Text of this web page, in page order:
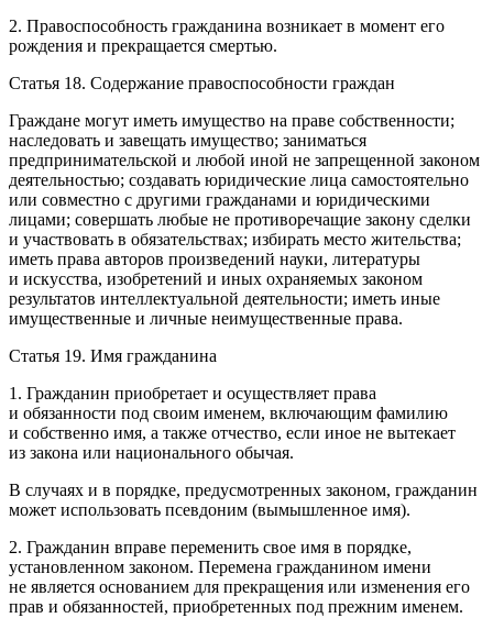
2. Правоспособность гражданина возникает в момент его
рождения и прекращается смертью.
Статья 18. Содержание правоспособности граждан
Граждане могут иметь имущество на праве собственности;
наследовать и завещать имущество; заниматься
предпринимательской и любой иной не запрещенной законом
деятельностью; создавать юридические лица самостоятельно
или совместно с другими гражданами и юридическими
лицами; совершать любые не противоречащие закону сделки
и участвовать в обязательствах; избирать место жительства;
иметь права авторов произведений науки, литературы
и искусства, изобретений и иных охраняемых законом
результатов интеллектуальной деятельности; иметь иные
имущественные и личные неимущественные права.
Статья 19. Имя гражданина
1. Гражданин приобретает и осуществляет права
и обязанности под своим именем, включающим фамилию
и собственно имя, а также отчество, если иное не вытекает
из закона или национального обычая.
В случаях и в порядке, предусмотренных законом, гражданин
может использовать псевдоним (вымышленное имя).
2. Гражданин вправе переменить свое имя в порядке,
установленном законом. Перемена гражданином имени
не является основанием для прекращения или изменения его
прав и обязанностей, приобретенных под прежним именем.